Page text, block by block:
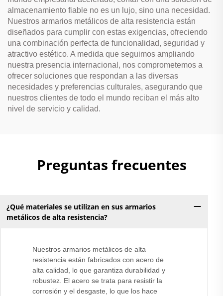
almacenamiento fiable no es un lujo, sino una necesidad.
Nuestros armarios metálicos de alta resistencia están
diseñados para cumplir con estas exigencias, ofreciendo
una combinación perfecta de funcionalidad, seguridad y
atractivo estético. A medida que seguimos ampliando
nuestra presencia internacional, nos comprometemos a
ofrecer soluciones que respondan a las diversas
necesidades y preferencias culturales, asegurando que
nuestros clientes de todo el mundo reciban el más alto
nivel de servicio y calidad.
Preguntas frecuentes
¿Qué materiales se utilizan en sus armarios
metálicos de alta resistencia?
Nuestros armarios metálicos de alta
resistencia están fabricados con acero de
alta calidad, lo que garantiza durabilidad y
robustez. El acero se trata para resistir la
corrosión y el desgaste, lo que los hace